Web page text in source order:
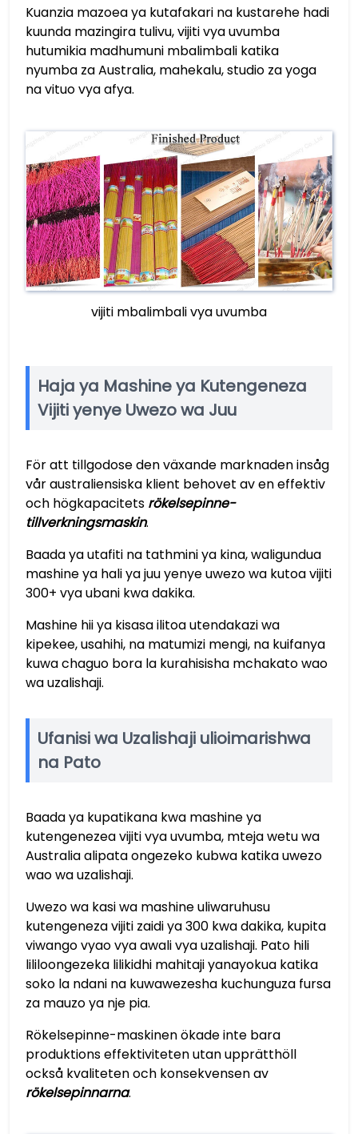
Kuanzia mazoea ya kutafakari na kustarehe hadi
kuunda mazingira tulivu, vijiti vya uvumba
hutumikia madhumuni mbalimbali katika
nyumba za Australia, mahekalu, studio za yoga
na vituo vya afya.
vijiti mbalimbali vya uvumba
Haja ya Mashine ya Kutengeneza
Vijiti yenye Uwezo wa Juu
För att tillgodose den växande marknaden insåg
vår australiensiska klient behovet av en effektiv
och högkapacitets rökelsepinne-
tillverkningsmaskin.
Baada ya utafiti na tathmini ya kina, waligundua
mashine ya hali ya juu yenye uwezo wa kutoa vijiti
300+ vya ubani kwa dakika.
Mashine hii ya kisasa ilitoa utendakazi wa
kipekee, usahihi, na matumizi mengi, na kuifanya
kuwa chaguo bora la kurahisisha mchakato wao
wa uzalishaji.
Ufanisi wa Uzalishaji ulioimarishwa
na Pato
Baada ya kupatikana kwa mashine ya
kutengenezea vijiti vya uvumba, mteja wetu wa
Australia alipata ongezeko kubwa katika uwezo
wao wa uzalishaji.
Uwezo wa kasi wa mashine uliwaruhusu
kutengeneza vijiti zaidi ya 300 kwa dakika, kupita
viwango vyao vya awali vya uzalishaji. Pato hili
lililoongezeka lilikidhi mahitaji yanayokua katika
soko la ndani na kuwawezesha kuchunguza fursa
za mauzo ya nje pia.
Rökelsepinne-maskinen ökade inte bara
produktions effektiviteten utan upprätthöll
också kvaliteten och konsekvensen av
rökelsepinnarna.